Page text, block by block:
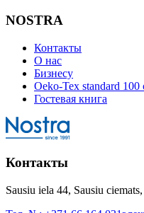
NOSTRA
Контакты
О нас
Бизнесу
Oeko-Tex standard 100
Гостевая книга
Контакты
Sausiu iela 44, Sausiu